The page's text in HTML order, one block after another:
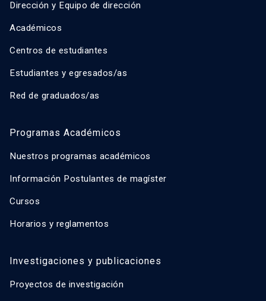
Dirección y Equipo de dirección
Académicos
Centros de estudiantes
Estudiantes y egresados/as
Red de graduados/as
Programas Académicos
Nuestros programas académicos
Información Postulantes de magíster
Cursos
Horarios y reglamentos
Investigaciones y publicaciones
Proyectos de investigación